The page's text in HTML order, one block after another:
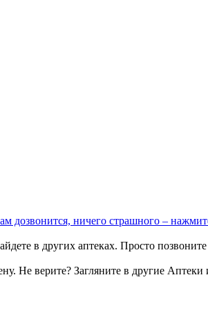
дозвонится, ничего страшного –
в других аптеках. Просто
Не верите? Загляните в другие Аптеки